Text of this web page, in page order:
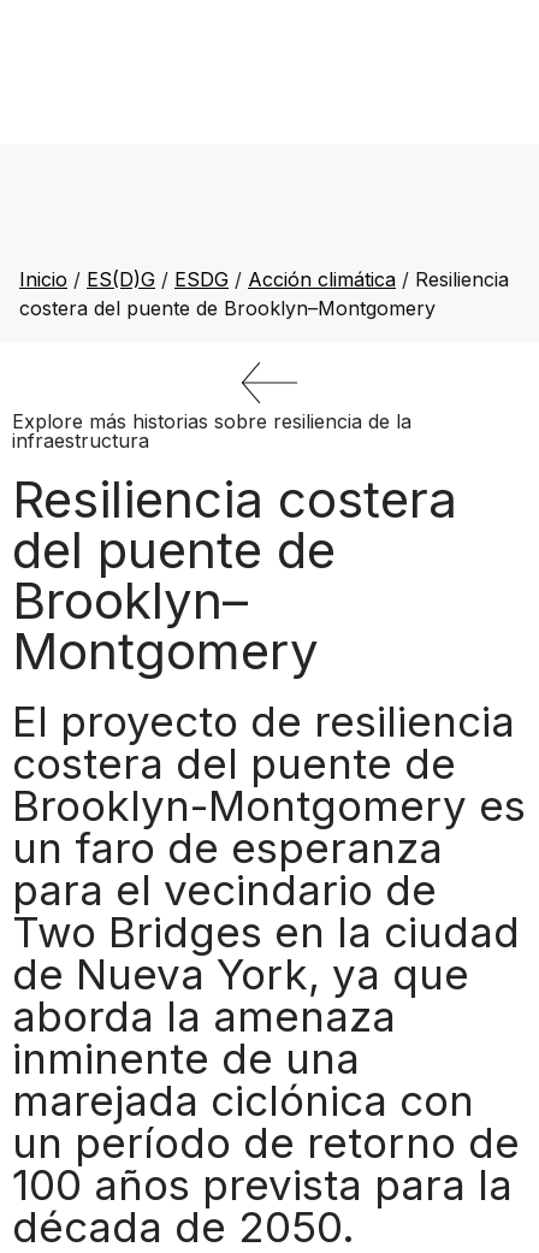
Inicio / ES(D)G / ESDG / Acción climática / Resiliencia
costera del puente de Brooklyn–Montgomery
Explore más historias sobre resiliencia de la
infraestructura
Resiliencia costera
del puente de
Brooklyn–
Montgomery
El proyecto de resiliencia
costera del puente de
Brooklyn-Montgomery es
un faro de esperanza
para el vecindario de
Two Bridges en la ciudad
de Nueva York, ya que
aborda la amenaza
inminente de una
marejada ciclónica con
un período de retorno de
100 años prevista para la
década de 2050.